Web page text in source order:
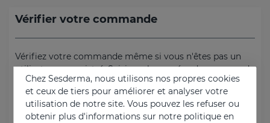
Vérifier votre commande
Vérifiez votre commande même si vous n'êtes pas un
utilisateur enregistré. Saisissez le numéro de commande
et le code postal de l'adresse de facturation.
Chez Sesderma, nous utilisons nos propres cookies
et ceux de tiers pour améliorer et analyser votre
utilisation de notre site. Vous pouvez les refuser ou
obtenir plus d'informations sur notre politique en